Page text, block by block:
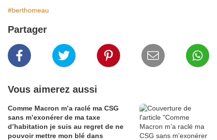
#berthomeau
Partager
Vous aimerez aussi
Comme Macron m’a raclé ma CSG
sans m’exonérer de ma taxe
d’habitation je suis au regret de ne
pouvoir mettre mon blé dans